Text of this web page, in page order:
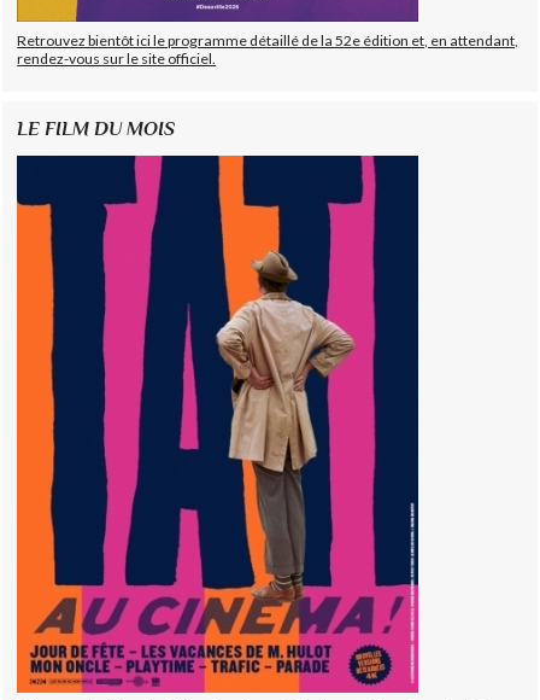
Retrouvez bientôt ici le programme détaillé de la 52e édition et, en attendant,
rendez-vous sur le site officiel.
LE FILM DU MOIS